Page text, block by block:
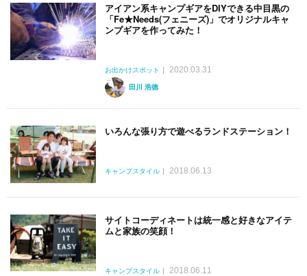
アイアン系キャンプギアをDIYできる中目黒の
「Fe★Needs(フェニーズ)」でオリジナルキャ
ンプギアを作ってみた！
お出かけスポット
2020.03.31
田川 浩徳
いろんな張り方で遊べるランドステーション！
キャンプスタイル 2018.06.13
サイトコーディネートは統一感と好きなアイテ
ムと家族の笑顔！
キャンプスタイル 2018.06.11